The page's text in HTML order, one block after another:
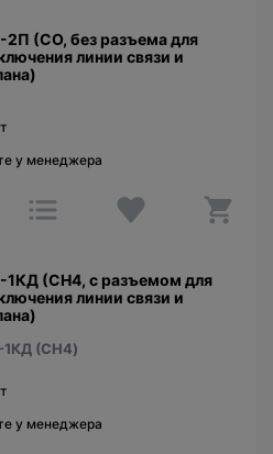
(CО, без разъема для
линии связи и
у менеджера
(CH4, с разъемом для
линии связи и
(CH4)
у менеджера